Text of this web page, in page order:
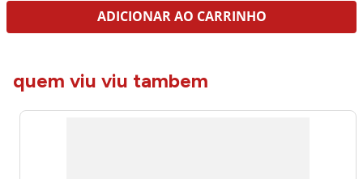
ADICIONAR AO CARRINHO
quem viu viu tambem